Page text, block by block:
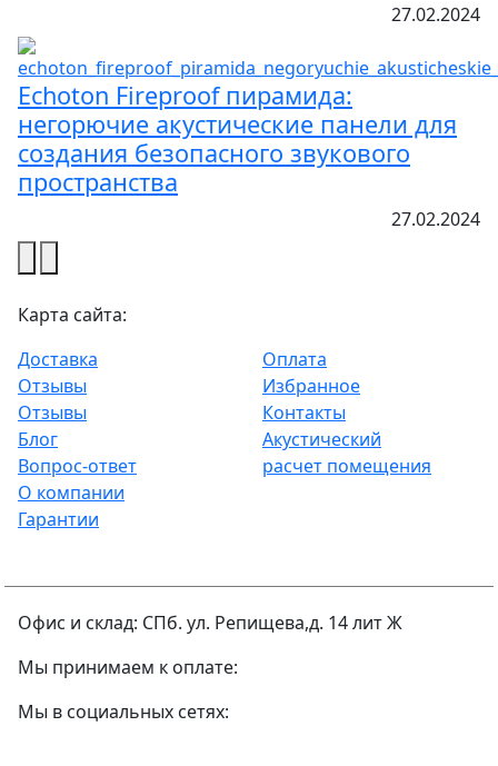
27.02.2024
Echoton Fireproof пирамида:
негорючие акустические панели для
создания безопасного звукового
пространства
27.02.2024
Карта сайта:
Доставка
Отзывы
Оплата
Избранное
Отзывы
Блог
Вопрос-ответ
О компании
Гарантии
Контакты
Акустический
расчет помещения
Офис и склад: СПб. ул. Репищева,д. 14 лит Ж
Мы принимаем к оплате:
Мы в социальных сетях: